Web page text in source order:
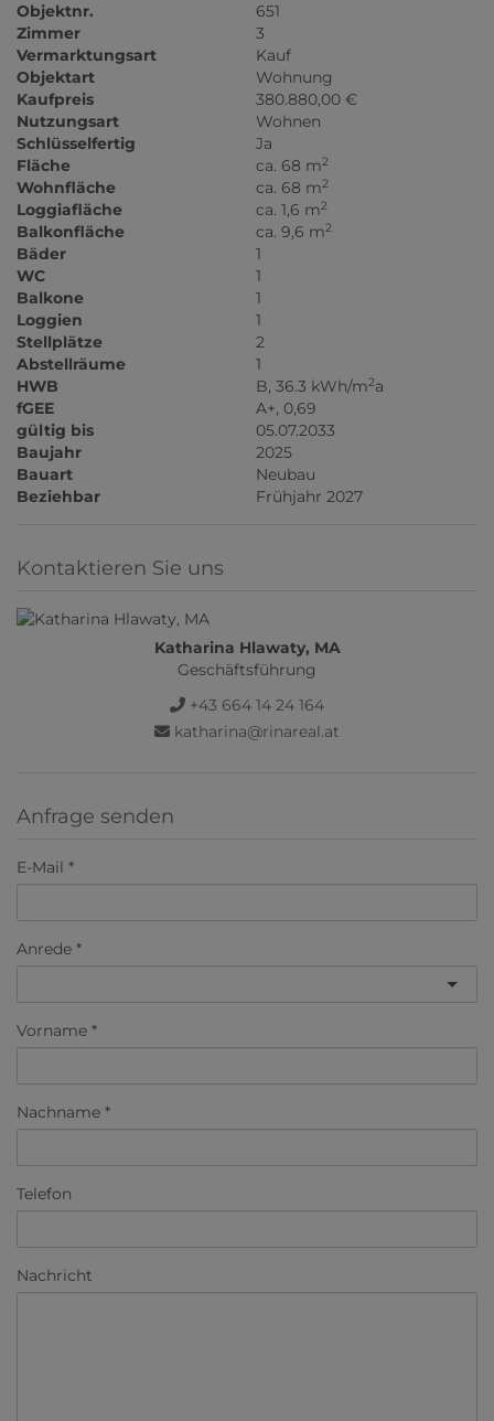
Objektnr.
651
Zimmer
3
Vermarktungsart
Kauf
Objektart
Wohnung
Kaufpreis
380.880,00 €
Nutzungsart
Wohnen
Schlüsselfertig
Ja
Fläche
ca. 68 m2
Wohnfläche ca. 68 m2
Loggiafläche ca. 1,6 m2
Balkonfläche ca. 9,6 m2
Bäder
1
WC
1
Balkone
1
Loggien
1
Stellplätze
2
Abstellräume
1
HWB
B, 36.3 kWh/m2a
fGEE
A+, 0,69
gültig bis
05.07.2033
Baujahr
2025
Bauart
Neubau
Beziehbar
Frühjahr 2027
Kontaktieren Sie uns
Katharina Hlawaty, MA
Geschäftsführung
+43 664 14 24 164
katharina@rinareal.at
Anfrage senden
E-Mail
Anrede
Vorname
Nachname
Telefon
Nachricht